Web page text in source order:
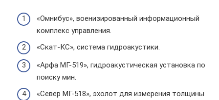
«Омнибус», военизированный информационный
комплекс управления.
«Скат-КС», система гидроакустики.
«Арфа МГ-519», гидроакустическая установка по
поиску мин.
«Север МГ-518», эхолот для измерения толщины